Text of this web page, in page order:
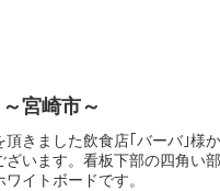
宮崎市～
頂きました飲食店｢バーバ｣様
ざいます。看板下部の四角い
イトボードです。